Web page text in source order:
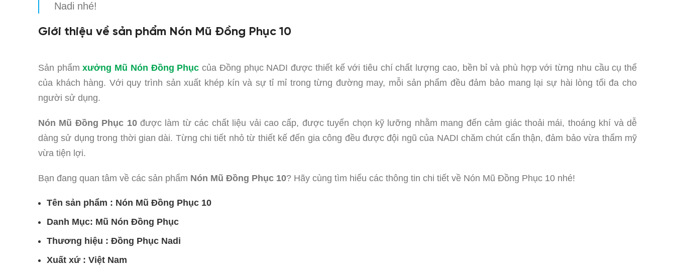
Nadi nhé!
Giới thiệu về sản phẩm Nón Mũ Đồng Phục 10
Sản phẩmxưởng Mũ Nón Đồng Phục của Đồng phục NADI được thiết kế với tiêu chí chất lượng cao, bền bỉ và phù hợp với từng nhu cầu cụ thể
của khách hàng. Với quy trình sản xuất khép kín và sự tỉ mỉ trong từng đường may, mỗi sản phẩm đều đảm bảo mang lại sự hài lòng tối đa cho
người sử dụng.
Nón Mũ Đồng Phục 10được làm từ các chất liệu vải cao cấp, được tuyển chọn kỹ lưỡng nhằm mang đến cảm giác thoải mái, thoáng khí và dễ
dàng sử dụng trong thời gian dài. Từng chi tiết nhỏ từ thiết kế đến gia công đều được đội ngũ của NADI chăm chút cẩn thận, đảm bảo vừa thẩm mỹ
vừa tiện lợi.
Bạn đang quan tâm về các sản phẩm Nón Mũ Đồng Phục 10? Hãy cùng tìm hiểu các thông tin chi tiết về Nón Mũ Đồng Phục 10 nhé!
Tên sản phẩm : Nón Mũ Đồng Phục 10
Danh Mục: Mũ Nón Đồng Phục
Thương hiệu : Đồng Phục Nadi
Xuất xứ : Việt Nam